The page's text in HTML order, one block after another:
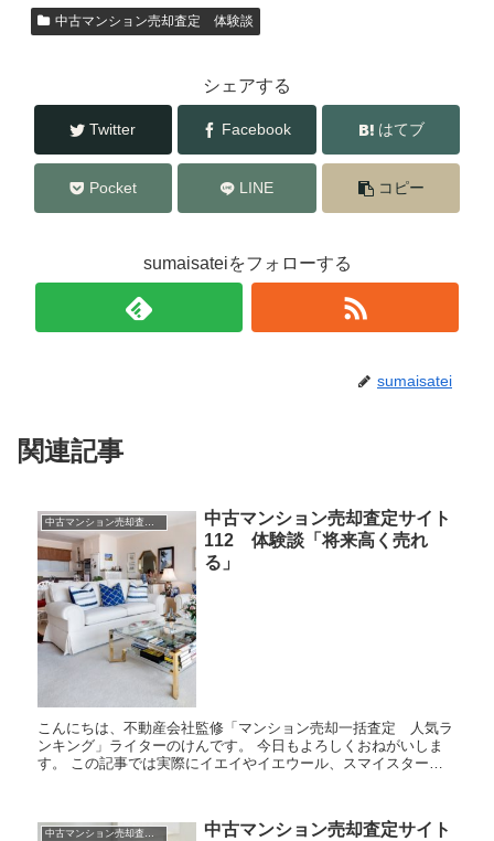
中古マンション売却査定 体験談
シェアする
Twitter Facebook はてブ
Pocket LINE コピー
sumaisateiをフォローする
sumaisatei
関連記事
中古マンション売却査定サイト
112 体験談「将来高く売れ
る」
こんにちは、不動産会社監修「マンション売却一括査定 人気ラ
ンキング」ライターのけんです。 今日もよろしくおねがいしま
す。 この記事では実際にイエイやイエウール、スマイスターな
中古マンション売却査定 体験談
中古マンション売却査定サイト